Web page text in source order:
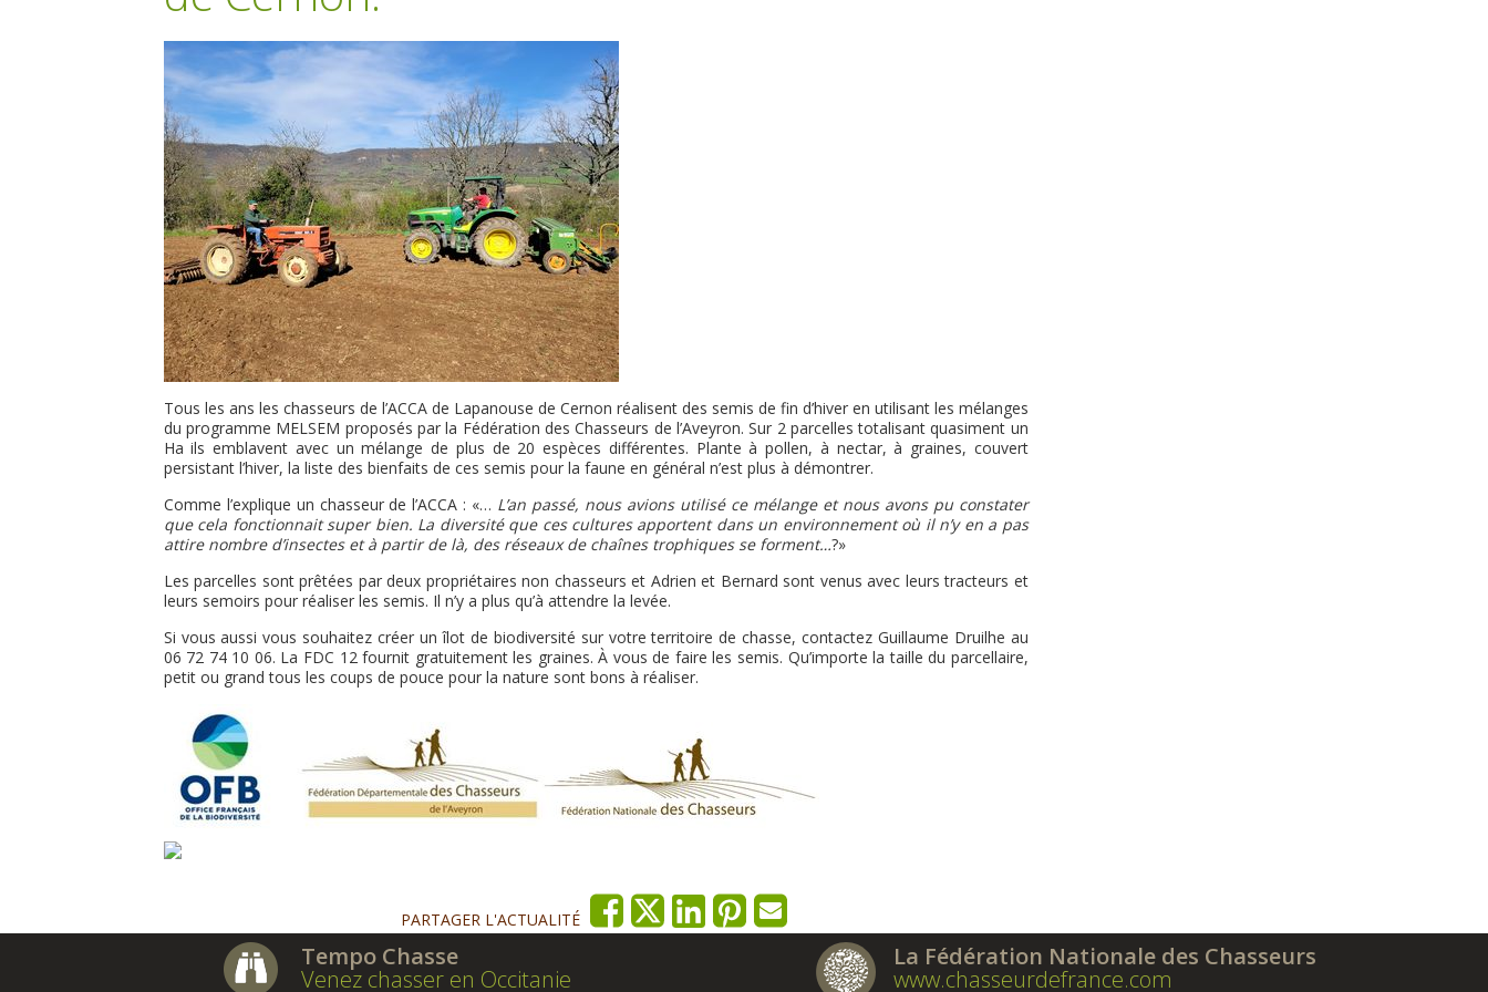
Tous les ans les chasseurs de l’ACCA de Lapanouse de Cernon réalisent des semis de fin d’hiver en utilisant les mélanges
du programme MELSEM proposés par la Fédération des Chasseurs de l’Aveyron. Sur 2 parcelles totalisant quasiment un
Ha ils emblavent avec un mélange de plus de 20 espèces différentes. Plante à pollen, à nectar, à graines, couvert
persistant l’hiver, la liste des bienfaits de ces semis pour la faune en général n’est plus à démontrer.
Comme l’explique un chasseur de l’ACCA : «… L’an passé, nous avions utilisé ce mélange et nous avons pu constater
que cela fonctionnait super bien. La diversité que ces cultures apportent dans un environnement où il n’y en a pas
attire nombre d’insectes et à partir de là, des réseaux de chaînes trophiques se forment…?»
Les parcelles sont prêtées par deux propriétaires non chasseurs et Adrien et Bernard sont venus avec leurs tracteurs et
leurs semoirs pour réaliser les semis. Il n’y a plus qu’à attendre la levée.
Si vous aussi vous souhaitez créer un îlot de biodiversité sur votre territoire de chasse, contactez Guillaume Druilhe au
06 72 74 10 06. La FDC 12 fournit gratuitement les graines. À vous de faire les semis. Qu’importe la taille du parcellaire,
petit ou grand tous les coups de pouce pour la nature sont bons à réaliser.
PARTAGER L'ACTUALITÉ
Tempo Chasse
Venez chasser en Occitanie
La Fédération Nationale des Chasseurs
www.chasseurdefrance.com